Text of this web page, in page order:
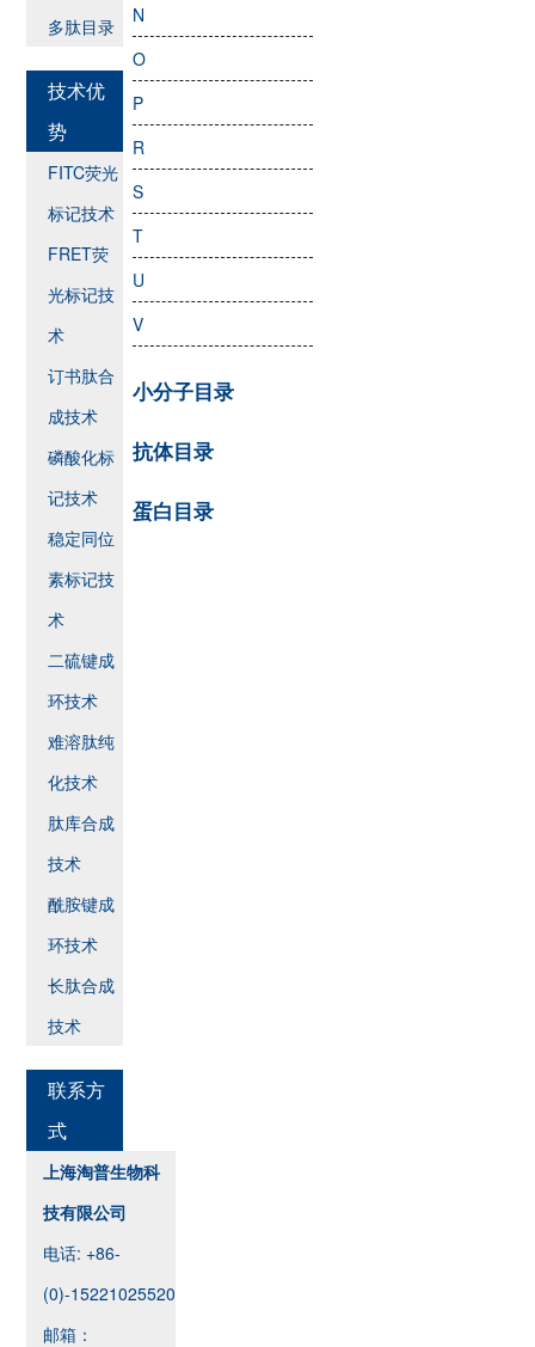
多肽目录
技术优
势
FITC荧光
标记技术
FRET荧
光标记技
术
订书肽合
成技术
磷酸化标
记技术
稳定同位
素标记技
术
二硫键成
环技术
难溶肽纯
化技术
肽库合成
技术
酰胺键成
环技术
长肽合成
技术
联系方
式
上海淘普生物科
技有限公司
电话: +86-
(0)-15221025520
邮箱：
N
O
P
R
S
T
U
V
小分子目录
抗体目录
蛋白目录